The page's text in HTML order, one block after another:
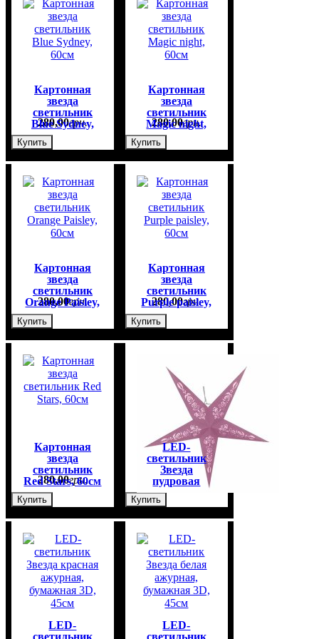
Картонная
звезда
светильник
Blue Sydney,
60см
280,00грн.
Купить
Картонная
звезда
светильник
Magic night,
60см
280,00грн.
Купить
Картонная
звезда
светильник
Orange Paisley,
60см
280,00грн.
Купить
Картонная
звезда
светильник
Purple paisley,
60см
280,00грн.
Купить
Картонная
звезда
светильник
Red Stars, 60см
280,00грн.
Купить
LED-
светильник
Звезда
пудровая
ажурная,
бумажная 3D,
400,00грн.
Купить
LED-
светильник
LED-
светильник